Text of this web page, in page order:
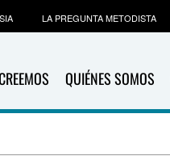
QUIÉNES SOMOS
LA PREGUNTA METODISTA